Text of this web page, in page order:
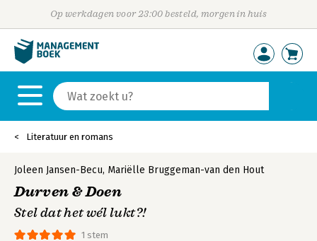
Op werkdagen voor 23:00 besteld, morgen in huis
Literatuur en romans
1 stem
Joleen Jansen-Becu, Mariëlle Bruggeman-van den Hout
Durven & Doen
Stel dat het wél lukt?!